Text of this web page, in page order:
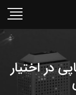
در اختیار